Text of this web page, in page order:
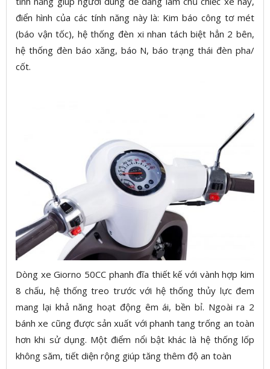
điển hình của các tính năng này là: Kim báo công tơ mét
(báo vận tốc), hệ thống đèn xi nhan tách biệt hẳn 2 bên,
hệ thống đèn báo xăng, báo N, báo trạng thái đèn pha/
cốt.
Dòng xe Giorno 50CC phanh đĩa thiết kế với vành hợp kim
8 chấu, hệ thống treo trước với hệ thống thủy lực đem
mang lại khả năng hoạt động êm ái, bền bỉ. Ngoài ra 2
bánh xe cũng được sản xuất với phanh tang trống an toàn
hơn khi sử dụng. Một điểm nổi bật khác là hệ thống lốp
không săm, tiết diện rộng giúp tăng thêm độ an toàn